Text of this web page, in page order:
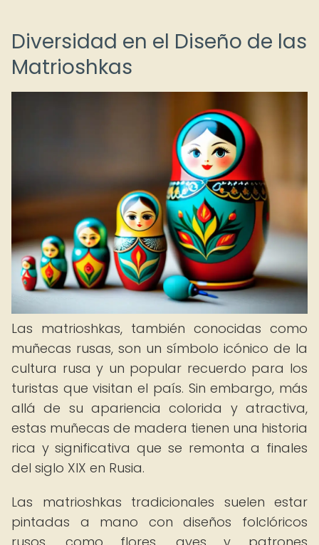
Diversidad en el Diseño de las
Matrioshkas
Las matrioshkas, también conocidas como
muñecas rusas, son un símbolo icónico de la
cultura rusa y un popular recuerdo para los
turistas que visitan el país. Sin embargo, más
allá de su apariencia colorida y atractiva,
estas muñecas de madera tienen una historia
rica y significativa que se remonta a finales
del siglo XIX en Rusia.
Las matrioshkas tradicionales suelen estar
pintadas a mano con diseños folclóricos